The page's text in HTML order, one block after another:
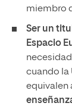
miembro
Ser un
Espacio
cuando la
equivalen